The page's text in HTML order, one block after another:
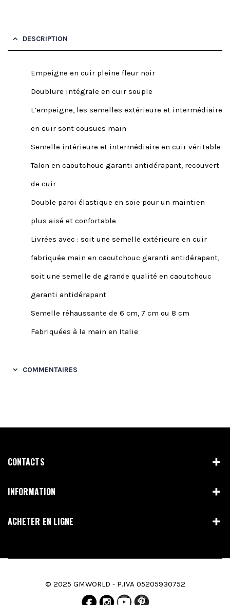
DESCRIPTION
Empeigne en cuir pleine fleur noir
Doublure intégrale en cuir souple
L’empeigne, les semelles extérieure et intermédiaire
en cuir sont cousues main
Semelle intérieure et intermédiaire en cuir véritable
Talon en caoutchouc garanti antidérapant, recouvert
de cuir
Double paroi élastique en soie pour un maintien
plus aisé et confortable
Livrées avec : soit une semelle extérieure en cuir
fabriquée main en caoutchouc garanti antidérapant,
soit une semelle de grande qualité en caoutchouc
garanti antidérapant
Semelle réhaussante de 6 cm, 7 cm ou 8 cm
Fabriquées à la main en Italie
COMMENTAIRES
CONTACTS
INFORMATION
ACHETER EN LIGNE
© 2025 GMWORLD - P.IVA 05205930752